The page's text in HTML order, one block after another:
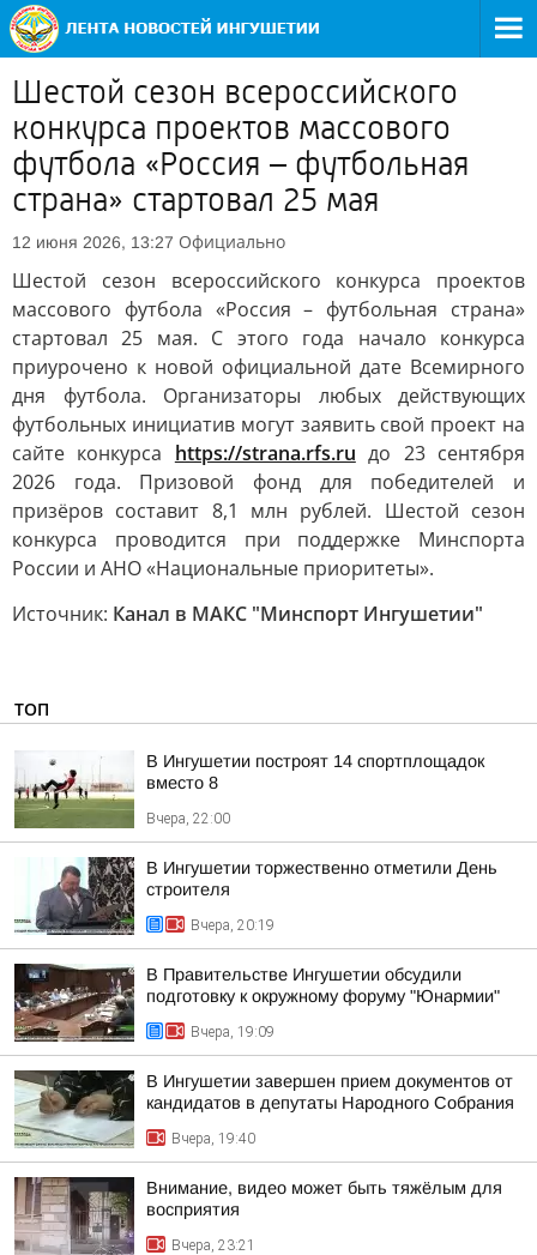
Шестой сезон всероссийского
конкурса проектов массового
футбола «Россия – футбольная
страна» стартовал 25 мая
12 июня 2026, 13:27 Официально
Шестой сезон всероссийского конкурса проектов
массового футбола «Россия – футбольная страна»
стартовал 25 мая. С этого года начало конкурса
приурочено к новой официальной дате Всемирного
дня футбола. Организаторы любых действующих
футбольных инициатив могут заявить свой проект на
сайте конкурса https://strana.rfs.ru до 23 сентября
2026 года. Призовой фонд для победителей и
призёров составит 8,1 млн рублей. Шестой сезон
конкурса проводится при поддержке Минспорта
России и АНО «Национальные приоритеты».
Источник: Канал в МАКС "Минспорт Ингушетии"
ТОП
В Ингушетии построят 14 спортплощадок
вместо 8
Вчера, 22:00
В Ингушетии торжественно отметили День
строителя
Вчера, 20:19
В Правительстве Ингушетии обсудили
подготовку к окружному форуму "Юнармии"
Вчера, 19:09
В Ингушетии завершен прием документов от
кандидатов в депутаты Народного Собрания
Вчера, 19:40
Внимание, видео может быть тяжёлым для
восприятия
Вчера, 23:21